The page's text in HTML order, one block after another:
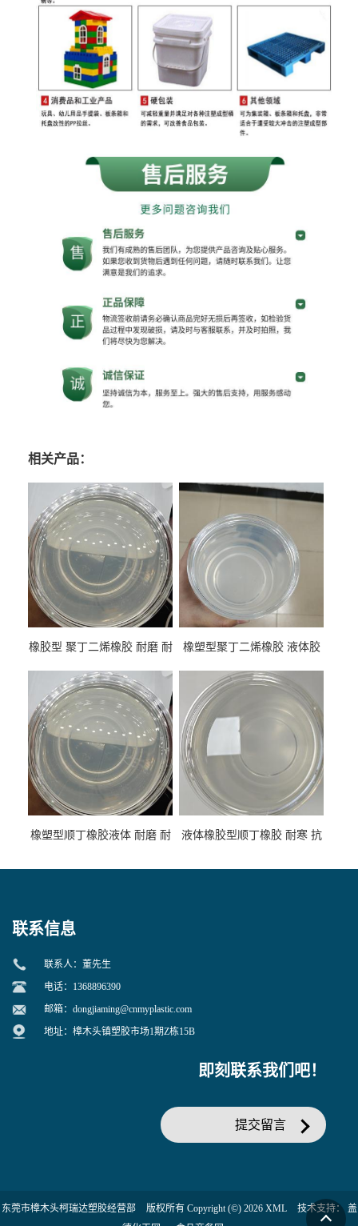
相关产品：
橡胶型 聚丁二烯橡胶 耐磨 耐
性
橡塑型聚丁二烯橡胶 液体胶
专用
橡塑型顺丁橡胶液体 耐磨 耐
液体橡胶型顺丁橡胶 耐寒 抗
联系信息
联系人：董先生
电话：1368896390
邮箱： dongjiaming@cnmyplastic.com
地址：樟木头镇塑胶市场1期Z栋15B
即刻联系我们吧！
提交留言
东莞市樟木头柯瑞达塑胶经营部 版权所有 Copyright (©) 2026 XML 技术支持： 盖